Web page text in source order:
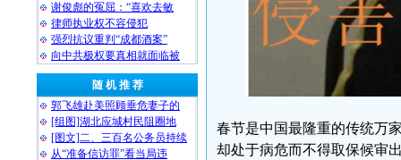
谢俊彪的冤屈：“喜欢去敏
律师执业权不容侵犯
强烈抗议重判“成都酒案”
向中共极权要真相就面临被
随 机 推 荐
郭飞雄赴美照顾垂危妻子的
[组图]湖北应城村民阻圈地
[图文]二、三百名公务员持续
从“准备信访罪”看当局违
春节是中国最隆重的传统万
却处于病危而不得取保候审